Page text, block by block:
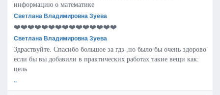
информацию о математике
Светлана Владимировна Зуева
❤️❤️❤️❤️❤️❤️❤️❤️❤️❤️❤️❤️❤️❤️❤️
Светлана Владимировна Зуева
Здраствуйте. Спасибо большое за гдз ,но было бы очень здорово
если бы вы добавили в практических работах такие вещи как:
цель
..